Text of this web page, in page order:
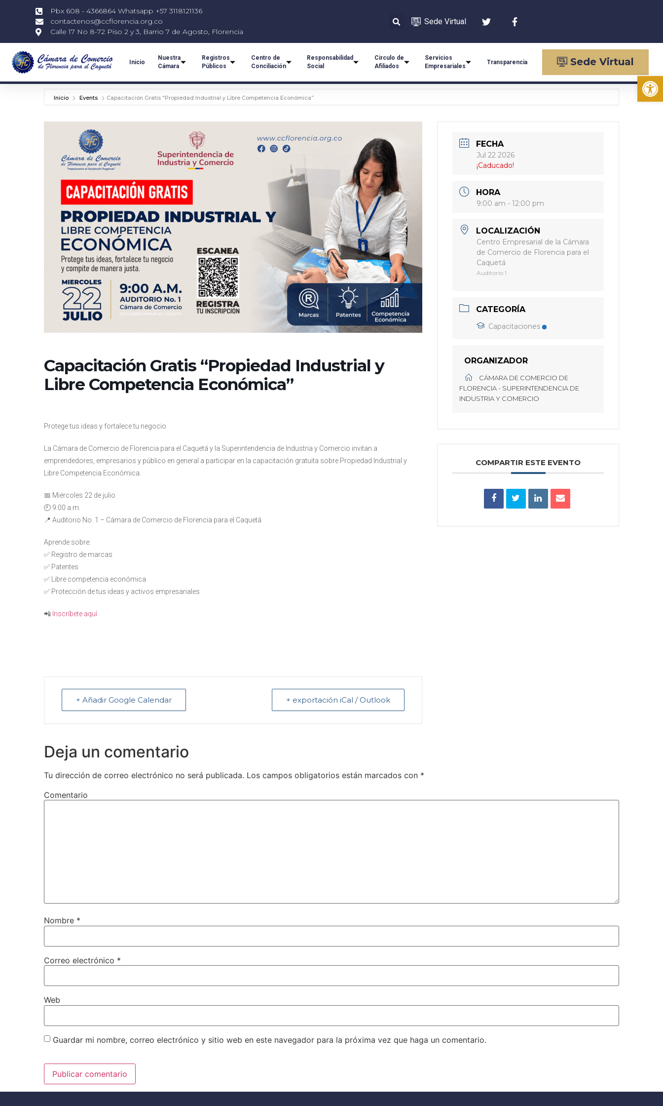
Pbx 608 - 4366864 Whatsapp +57 3118121136
contactenos@ccflorencia.org.co
Calle 17 No 8-72 Piso 2 y 3, Barrio 7 de Agosto, Florencia
Sede Virtual
Inicio
Nuestra
Cámara
Registros
Públicos
Centro de
Conciliación
Responsabilidad
Social
Circulo de
Afiliados
Servicios
Empresariales
Transparencia Sede Virtual
Inicio Events Capacitación Gratis “Propiedad Industrial y Libre Competencia Económica”
Capacitación Gratis “Propiedad Industrial y
Libre Competencia Económica”
Protege tus ideas y fortalece tu negocio
La Cámara de Comercio de Florencia para el Caquetá y la Superintendencia de Industria y Comercio invitan a
emprendedores, empresarios y público en general a participar en la capacitación gratuita sobre Propiedad Industrial y
Libre Competencia Económica.
📅 Miércoles 22 de julio
🕘 9:00 a.m.
📍 Auditorio No. 1 – Cámara de Comercio de Florencia para el Caquetá
Aprende sobre:
✅ Registro de marcas
✅ Patentes
✅ Libre competencia económica
✅ Protección de tus ideas y activos empresariales
📲 Inscríbete aquí
+ Añadir Google Calendar + exportación iCal / Outlook
FECHA
Jul 22 2026
¡Caducado!
HORA
9:00 am - 12:00 pm
LOCALIZACIÓN
Centro Empresarial de la Cámara
de Comercio de Florencia para el
Caquetá
Auditorio 1
CATEGORÍA
Capacitaciones
ORGANIZADOR
CÁMARA DE COMERCIO DE
FLORENCIA - SUPERINTENDENCIA DE
INDUSTRIA Y COMERCIO
COMPARTIR ESTE EVENTO
Deja un comentario
Tu dirección de correo electrónico no será publicada. Los campos obligatorios están marcados con *
Comentario
Nombre *
Correo electrónico *
Web
Guardar mi nombre, correo electrónico y sitio web en este navegador para la próxima vez que haga un comentario.